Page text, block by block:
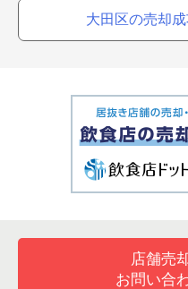
大田区の売却
店舗売
お問い合